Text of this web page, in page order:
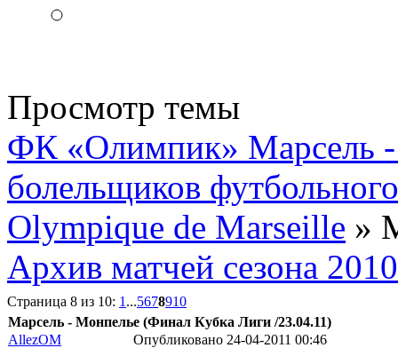
Просмотр темы
ФК «Олимпик» Марсель -
болельщиков
Olympique de Marseille »
Архив матчей сезона
Страница 8 из 10: 1 ...5678910
Марсель - Монпелье (Финал Кубка Лиги /23.04.11)
AllezOM
Опубликовано 24-04-2011 00:46